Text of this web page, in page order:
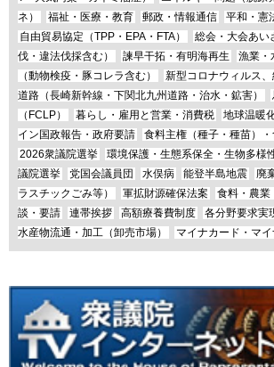
ネ）
福祉・医療・教育 郵政・情報通信
平和・憲
自由貿易協定（TPP・EPA・FTA）
総会・大会あい
伐・違法伐採含む）
諫早干拓・有明海再生 漁業・
（動物検疫・豚コレラ含む）
新型コロナウィルス
道路（長崎新幹線・下関北九州道路・治水・鉱害）
（FCLP）
暮らし・雇用と営業・消費税 地球温暖
イン国政報告・政府要請
食料主権（種子・種苗）
2026衆議院選挙
環境保護・生態系保全・生物多様
議院選挙
党国会議員団 水俣病 能登半島地震
廃
ラスチックごみ等）
軍拡財源確保法案 食料・農業
談・要請
連帯挨拶 高額療養費制度 各分野要求実
水産物流通・加工（卸売市場）
マイナカード・マ